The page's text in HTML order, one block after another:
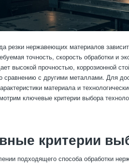
резки нержавеющих материалов
точность, скорость обработки и
высокой прочностью, коррозионной
сравнению с другими металлами. Для
материала и
ключевые критерии выбора
критерии
подходящего способа обработки